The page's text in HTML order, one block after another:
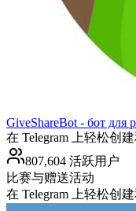
GiveShareBot - бот для
在 Telegram 上轻松创
807,604 活跃用户
比赛与赠送活动
在 Telegram 上轻松创